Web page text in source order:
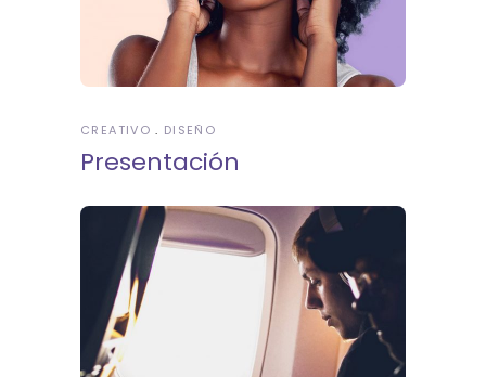
CREATIVO DISEÑO
Presentación